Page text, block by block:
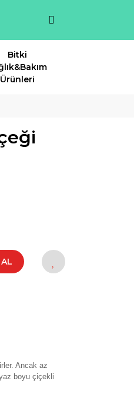
Bitki
Ürünleri
Ancak az
boyu çiçekli